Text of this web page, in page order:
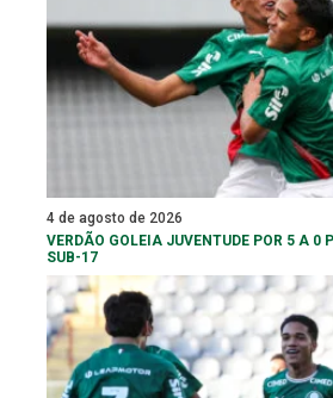
4 de agosto de 2026
VERDÃO GOLEIA JUVENTUDE POR 5 A 0
SUB-17